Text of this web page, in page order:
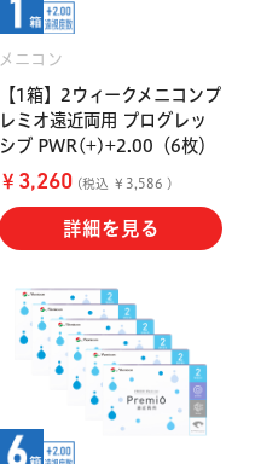
メニコン
【1箱】2ウィークメニコンプ
レミオ遠近両用 プログレッ
シブ PWR(+)+2.00（6枚）
￥ 3,260(税込 ￥3,586 )
詳細を見る